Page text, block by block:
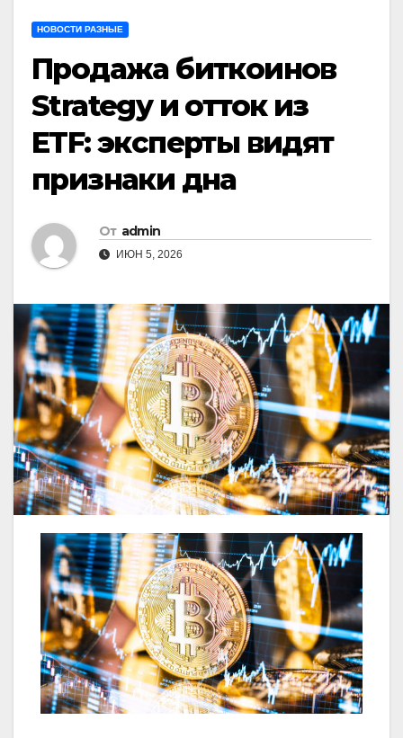
НОВОСТИ РАЗНЫЕ
Продажа биткоинов
Strategy и отток из
ETF: эксперты видят
признаки дна
От admin
ИЮН 5, 2026